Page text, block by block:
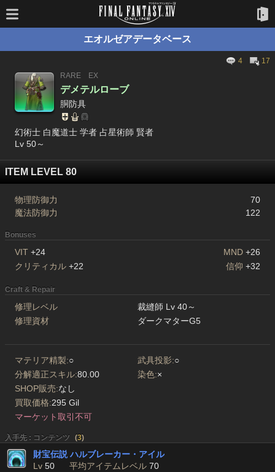
エオルゼアデータベース
4
17
RARE
EX
デメテルローブ
胴防具
幻術士 白魔道士 学者 占星術師 賢者
Lv 50～
ITEM LEVEL 80
物理防御力
70
魔法防御力
122
Bonuses
VIT +24 MND +26
クリティカル +22 信仰 +32
Craft & Repair
修理レベル
裁縫師 Lv 40～
修理資材
ダークマターG5
マテリア精製:○ 武具投影:○
分解適正スキル:80.00 染色:×
SHOP販売:なし
買取価格:295 Gil
マーケット取引不可
入手先 : コンテンツ (3)
財宝伝説 ハルブレーカー・アイル
Lv 50 平均アイテムレベル 70